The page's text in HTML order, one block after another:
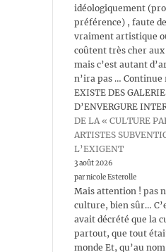
idéologiquement
préférence) , faute
vraiment artistique
coûtent très cher
mais c’est autant
n’ira pas …
EXISTE DES
D’ENVERGURE
DE LA « CULTURE
ARTISTES
L’EXIGENT
3 août 2026
par nicole Esterolle
Mais attention ! pas
culture, bien sûr…
avait décrété que la
partout, que tout
monde Et, qu’au nom